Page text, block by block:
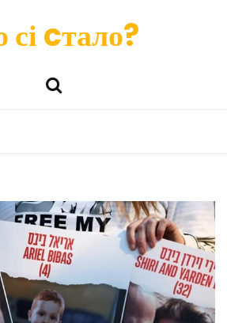
cтало?